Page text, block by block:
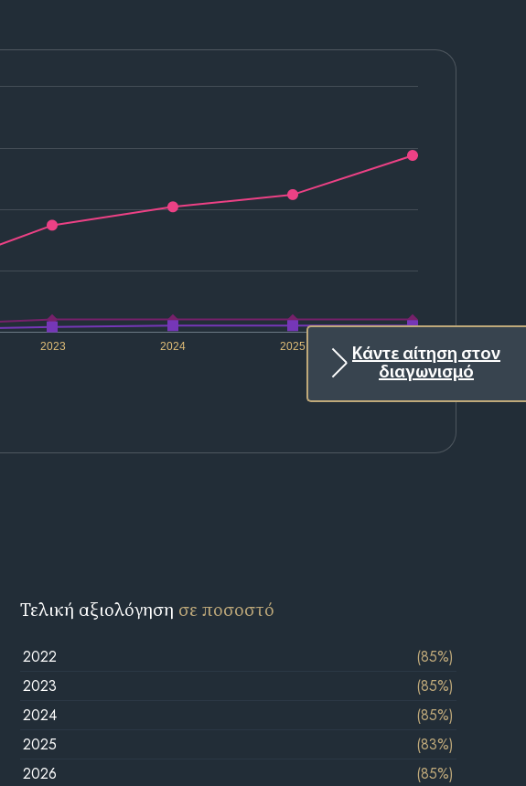
Κάντε αίτηση στον
διαγωνισμό
2023 2024 2025 2026
Τελική αξιολόγηση σε ποσοστό
2022
(85%)
2023
(85%)
2024
(85%)
2025
(83%)
2026
(85%)